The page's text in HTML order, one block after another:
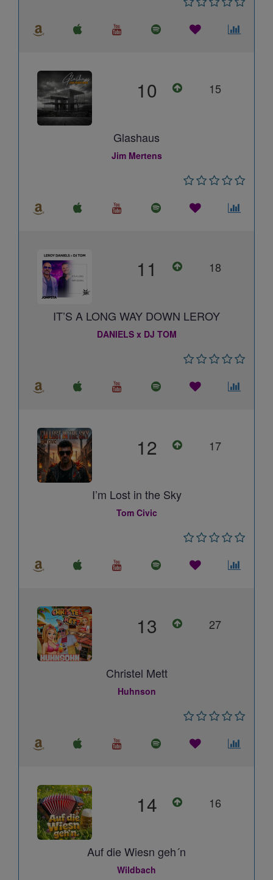
10 15
Glashaus
Jim Mertens
11 18
IT’S A LONG WAY DOWN LEROY
DANIELS x DJ TOM
12 17
I’m Lost in the Sky
Tom Civic
13 27
Christel Mett
Huhnson
14 16
Auf die Wiesn geh´n
Wildbach